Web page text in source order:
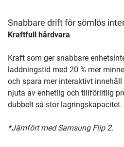
Snabbare drift för sömlös
Kraftfull hårdvara
Kraft som ger snabbare
laddningstid med 20 % mer
och spara mer interaktivt
njuta av enhetlig och tillförlitlig
dubbelt så stor lagringskapacitet.
*Jämfört med Samsung Flip 2.